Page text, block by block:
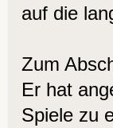
auf die
Zum
Er hat
Spiele zu